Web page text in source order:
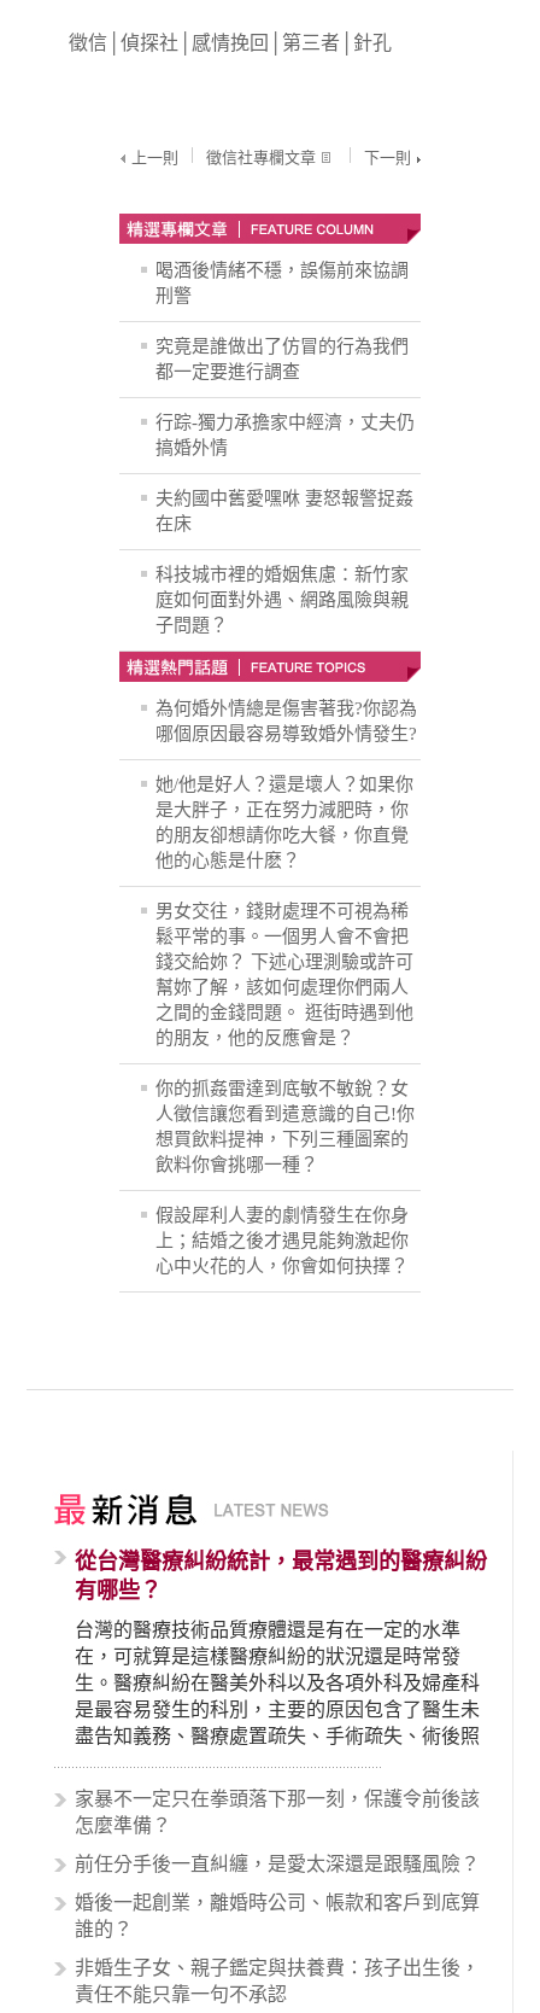
徵信 │偵探社 感情挽回 第三者 針孔
上一則 徵信社專欄文章 下一則
喝酒後情緒不穩，誤傷前來協調
刑警
究竟是誰做出了仿冒的行為我們
都一定要進行調查
行踪-獨力承擔家中經濟，丈夫仍
搞婚外情
夫約國中舊愛嘿咻 妻怒報警捉姦
在床
科技城市裡的婚姻焦慮：新竹家
庭如何面對外遇、網路風險與親
子問題？
為何婚外情總是傷害著我?你認為
哪個原因最容易導致婚外情發生?
她/他是好人？還是壞人？如果你
是大胖子，正在努力減肥時，你
的朋友卻想請你吃大餐，你直覺
他的心態是什麽？
男女交往，錢財處理不可視為稀
鬆平常的事。一個男人會不會把
錢交給妳？ 下述心理測驗或許可
幫妳了解，該如何處理你們兩人
之間的金錢問題。 逛街時遇到他
的朋友，他的反應會是？
你的抓姦雷達到底敏不敏銳？女
人徵信讓您看到遣意識的自己!你
想買飲料提神，下列三種圖案的
飲料你會挑哪一種？
假設犀利人妻的劇情發生在你身
上；結婚之後才遇見能夠激起你
心中火花的人，你會如何抉擇？
從台灣醫療糾紛統計，最常遇到的醫療糾紛
有哪些？
台灣的醫療技術品質療體還是有在一定的水準
在，可就算是這樣醫療糾紛的狀況還是時常發
生。醫療糾紛在醫美外科以及各項外科及婦產科
是最容易發生的科別，主要的原因包含了醫生未
盡告知義務、醫療處置疏失、手術疏失、術後照
顧失當、醫療費用的收取。雖然醫學進步，但醫
生與病患之間引起的糾紛還是經常發生。很多案
例中最後都走向訴訟流程，我們如果不幸遇到相
的內容其實非常多，有些案例…
家暴不一定只在拳頭落下那一刻，保護令前後該
怎麼準備？
前任分手後一直糾纏，是愛太深還是跟騷風險？
婚後一起創業，離婚時公司、帳款和客戶到底算
誰的？
非婚生子女、親子鑑定與扶養費：孩子出生後，
責任不能只靠一句不承認